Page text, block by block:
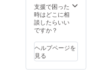
支援で困った
時はどこに相
談したらいい
ですか？
ヘルプページを
見る